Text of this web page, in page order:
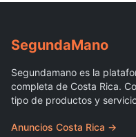
SegundaMano
Segundamano es la
completa de Costa Rica.
tipo de productos y
Anuncios Costa Rica →